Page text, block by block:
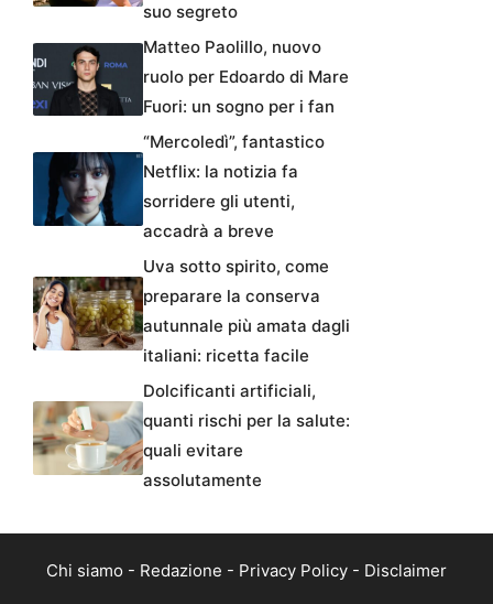
suo segreto
Matteo Paolillo, nuovo
ruolo per Edoardo di Mare
Fuori: un sogno per i fan
“Mercoledì”, fantastico
Netflix: la notizia fa
sorridere gli utenti,
accadrà a breve
Uva sotto spirito, come
preparare la conserva
autunnale più amata dagli
italiani: ricetta facile
Dolcificanti artificiali,
quanti rischi per la salute:
quali evitare
assolutamente
Chi siamo - Redazione - Privacy Policy - Disclaimer